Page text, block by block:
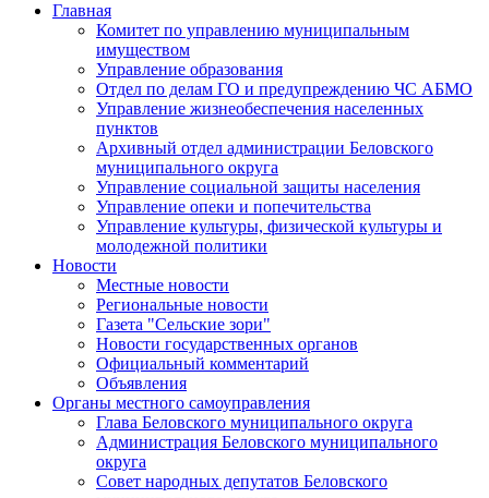
Главная
Комитет по управлению муниципальным
имуществом
Управление образования
Отдел по делам ГО и предупреждению ЧС АБМО
Управление жизнеобеспечения населенных
пунктов
Архивный отдел администрации Беловского
муниципального округа
Управление социальной защиты населения
Управление опеки и попечительства
Управление культуры, физической культуры и
молодежной политики
Новости
Местные новости
Региональные новости
Газета "Сельские зори"
Новости государственных органов
Официальный комментарий
Объявления
Органы местного самоуправления
Глава Беловского муниципального округа
Администрация Беловского муниципального
округа
Совет народных депутатов Беловского